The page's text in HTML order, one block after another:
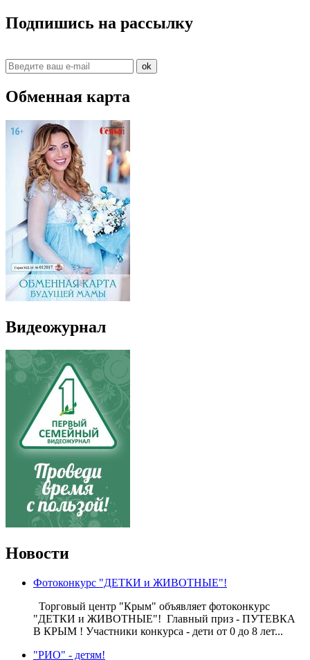
Подпишись на рассылку
ok
Обменная карта
Видеожурнал
Новости
Фотоконкурс "ДЕТКИ и ЖИВОТНЫЕ"!
Торговый центр "Крым" объявляет фотоконкурс
"ДЕТКИ и ЖИВОТНЫЕ"! Главный приз - ПУТЕВКА
В КРЫМ ! Участники конкурса - дети от 0 до 8 лет...
"РИО" - детям!